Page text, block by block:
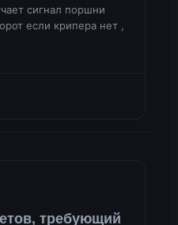
сигнал поршни
если крипера нет ,
требующий